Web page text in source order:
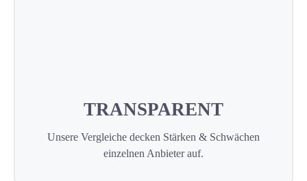
TRANSPARENT
Unsere Vergleiche decken Stärken & Schwächen
einzelnen Anbieter auf.